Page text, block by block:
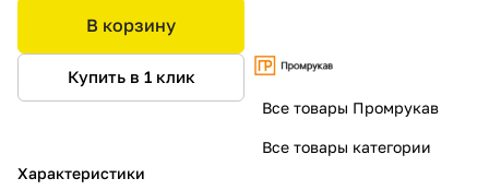
В корзину
Купить в 1 клик
Характеристики
Все товары Промрукав
Все товары категории